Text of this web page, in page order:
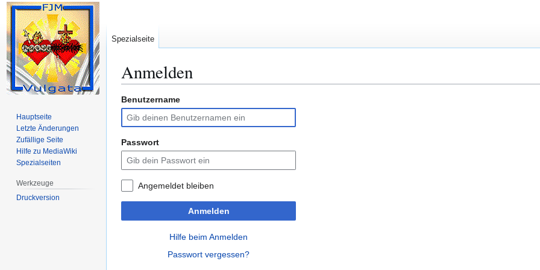
Anmelden
Zur
Navigation
springen
Zur
Suche
springen
Benutzername
Passwort
Angemeldet bleiben
Anmelden
Hilfe beim Anmelden
Passwort vergessen?
Spezialseite
Hauptseite
Letzte Änderungen
Zufällige Seite
Hilfe zu MediaWiki
Spezialseiten
Werkzeuge
Druckversion